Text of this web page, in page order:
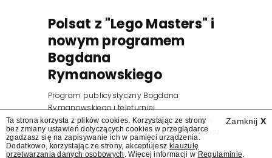
Polsat z "Lego Masters" i
nowym programem
Bogdana
Rymanowskiego
Program publicystyczny Bogdana
Rymanowskiego i teleturniej
muzyczny "Hitster. Muzyczna gra przebojów"
znajdą się wśród jesiennych nowości Polsatu.
Polsat przejmuje od TVN program "Lego
Masters".
Zamknij X
Ta strona korzysta z plików cookies. Korzystając ze strony
bez zmiany ustawień dotyczących cookies w przeglądarce
zgadzasz się na zapisywanie ich w pamięci urządzenia.
Dodatkowo, korzystając ze strony, akceptujesz klauzulę
przetwarzania danych osobowych . Więcej informacji w Regulaminie.